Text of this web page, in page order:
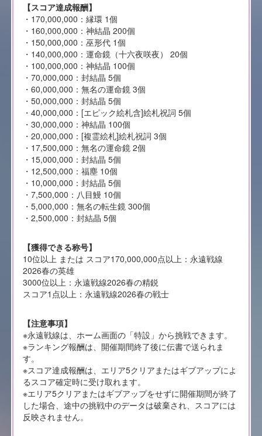
【スコア達成報酬】
・170,000,000：縁環 1個
・160,000,000：神結晶 200個
・150,000,000：巫形代 1個
・140,000,000：運命鏡（十六夜咲夜） 20個
・100,000,000：神結晶 100個
・70,000,000：封結晶 5個
・60,000,000：無名の運命鏡 3個
・50,000,000：封結晶 5個
・40,000,000：[エピック絵札含]絵札祝詞 5個
・30,000,000：神結晶 100個
・20,000,000：[複霊絵札]絵札祝詞 3個
・17,500,000：無名の運命鏡 2個
・15,000,000：封結晶 5個
・12,500,000：福塵 10個
・10,000,000：封結晶 5個
・7,500,000：八目鰻 10個
・5,000,000：無名の転生鏡 300個
・2,500,000：封結晶 5個
【獲得できる称号】
10位以上 または スコア170,000,000点以上：永遠戦線
2026春の英雄
3000位以上：永遠戦線2026春の精鋭
スコア1点以上：永遠戦線2026春の戦士
【注意事項】
※永遠戦線は、ホーム画面の「特設」から挑戦できます。
※ランキング報酬は、開催期間終了後に伝書で送られま
す。
※スコア達成報酬は、エリア5クリアまたはギブアップによ
るスコア確定時に受け取れます。
※エリア5クリアまたはギブアップをせずに開催期間が終了
した場合、途中の挑戦中のデータは破棄され、スコアには
反映されません。